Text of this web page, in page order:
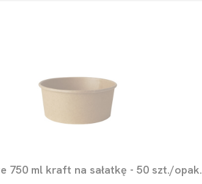
Miski papierowe 750 ml kraft na sałatkę - 50 szt./opak.